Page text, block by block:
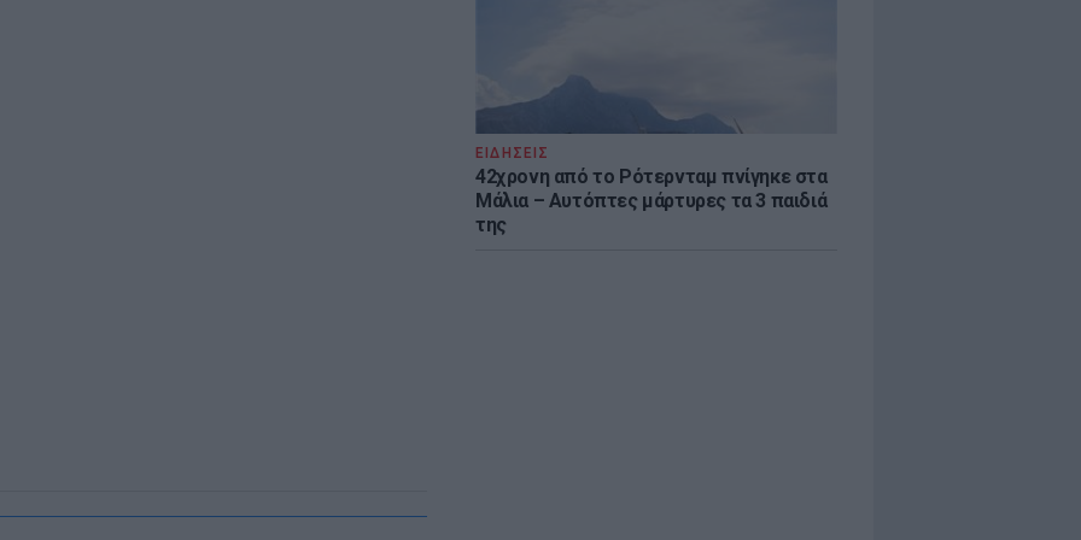
ΕΙΔΗΣΕΙΣ
42χρονη από το Ρότερνταμ πνίγηκε στα
Μάλια – Αυτόπτες μάρτυρες τα 3 παιδιά
της